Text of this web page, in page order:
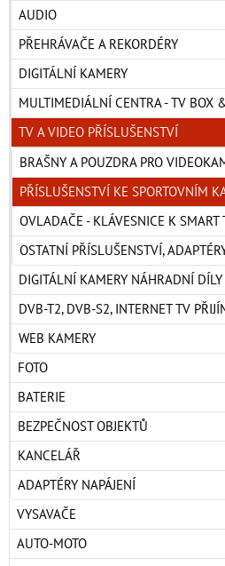
AUDIO
PŘEHRÁVAČE A REKORDÉRY
DIGITÁLNÍ KAMERY
MULTIMEDIÁLNÍ CENTRA - TV BOX
TV A VIDEO PŘÍSLUŠENSTVÍ
BRAŠNY A POUZDRA PRO
PŘÍSLUŠENSTVÍ KE SPORTOVNÍM
OVLADAČE - KLÁVESNICE K SMART
OSTATNÍ PŘÍSLUŠENSTVÍ,
DIGITÁLNÍ KAMERY NÁHRADNÍ DÍLY
DVB-T2, DVB-S2, INTERNET TV
WEB KAMERY
FOTO
BATERIE
BEZPEČNOST OBJEKTŮ
KANCELÁŘ
ADAPTÉRY NAPÁJENÍ
VYSAVAČE
AUTO-MOTO